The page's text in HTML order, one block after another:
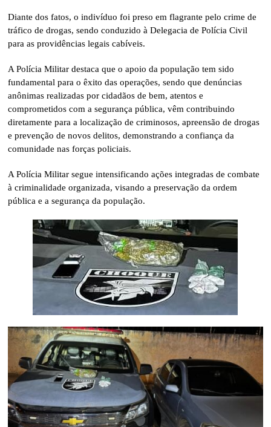
Diante dos fatos, o indivíduo foi preso em flagrante pelo crime de
tráfico de drogas, sendo conduzido à Delegacia de Polícia Civil
para as providências legais cabíveis.
A Polícia Militar destaca que o apoio da população tem sido
fundamental para o êxito das operações, sendo que denúncias
anônimas realizadas por cidadãos de bem, atentos e
comprometidos com a segurança pública, vêm contribuindo
diretamente para a localização de criminosos, apreensão de drogas
e prevenção de novos delitos, demonstrando a confiança da
comunidade nas forças policiais.
A Polícia Militar segue intensificando ações integradas de combate
à criminalidade organizada, visando a preservação da ordem
pública e a segurança da população.